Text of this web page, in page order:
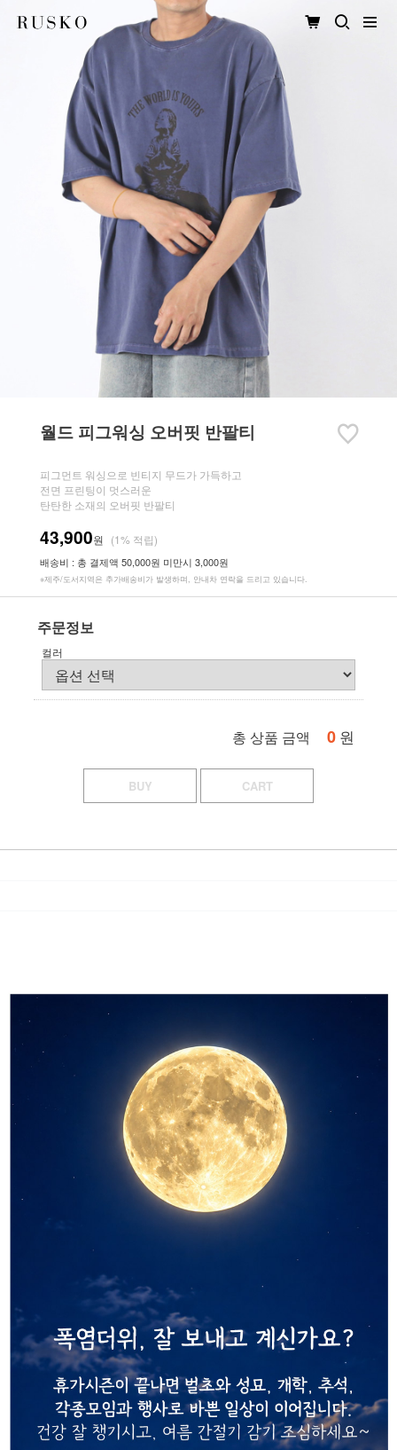
월드 피그워싱 오버핏 반팔티
피그먼트 워싱으로 빈티지 무드가 가득하고
전면 프린팅이 멋스러운
탄탄한 소재의 오버핏 반팔티
43,900원 (1% 적립)
배송비 : 총 결제액 50,000원 미만시 3,000원
※제주/도서지역은 추가배송비가 발생하며, 안내차 연락을 드리고 있습니다.
주문정보
컬러
총 상품 금액 0 원
BUY CART